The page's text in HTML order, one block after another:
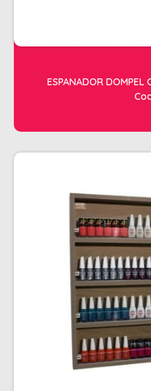
ESPANADOR DOMPEL